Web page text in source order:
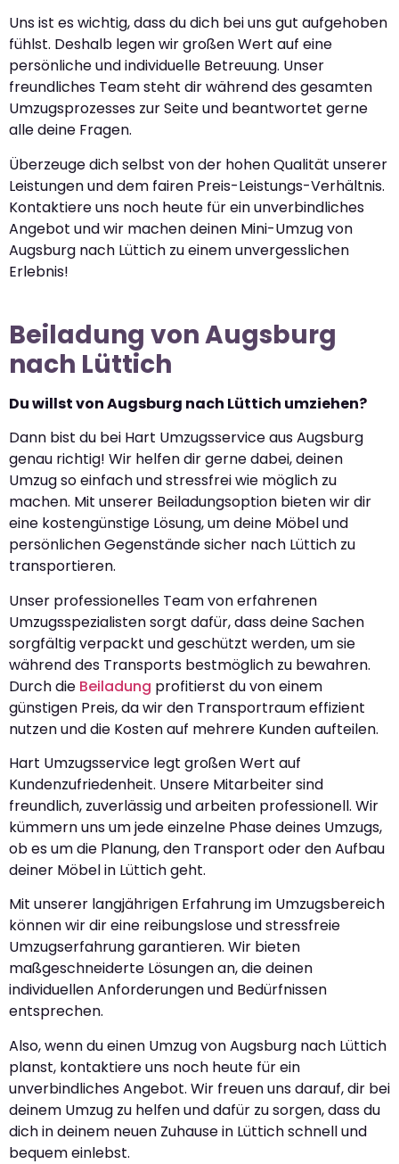
Uns ist es wichtig, dass du dich bei uns gut aufgehoben
fühlst. Deshalb legen wir großen Wert auf eine
persönliche und individuelle Betreuung. Unser
freundliches Team steht dir während des gesamten
Umzugsprozesses zur Seite und beantwortet gerne
alle deine Fragen.
Überzeuge dich selbst von der hohen Qualität unserer
Leistungen und dem fairen Preis-Leistungs-Verhältnis.
Kontaktiere uns noch heute für ein unverbindliches
Angebot und wir machen deinen Mini-Umzug von
Augsburg nach Lüttich zu einem unvergesslichen
Erlebnis!
Beiladung von Augsburg
nach Lüttich
Du willst von Augsburg nach Lüttich umziehen?
Dann bist du bei Hart Umzugsservice aus Augsburg
genau richtig! Wir helfen dir gerne dabei, deinen
Umzug so einfach und stressfrei wie möglich zu
machen. Mit unserer Beiladungsoption bieten wir dir
eine kostengünstige Lösung, um deine Möbel und
persönlichen Gegenstände sicher nach Lüttich zu
transportieren.
Unser professionelles Team von erfahrenen
Umzugsspezialisten sorgt dafür, dass deine Sachen
sorgfältig verpackt und geschützt werden, um sie
während des Transports bestmöglich zu bewahren.
Durch die Beiladung profitierst du von einem
günstigen Preis, da wir den Transportraum effizient
nutzen und die Kosten auf mehrere Kunden aufteilen.
Hart Umzugsservice legt großen Wert auf
Kundenzufriedenheit. Unsere Mitarbeiter sind
freundlich, zuverlässig und arbeiten professionell. Wir
kümmern uns um jede einzelne Phase deines Umzugs,
ob es um die Planung, den Transport oder den Aufbau
deiner Möbel in Lüttich geht.
Mit unserer langjährigen Erfahrung im Umzugsbereich
können wir dir eine reibungslose und stressfreie
Umzugserfahrung garantieren. Wir bieten
maßgeschneiderte Lösungen an, die deinen
individuellen Anforderungen und Bedürfnissen
entsprechen.
Also, wenn du einen Umzug von Augsburg nach Lüttich
planst, kontaktiere uns noch heute für ein
unverbindliches Angebot. Wir freuen uns darauf, dir bei
deinem Umzug zu helfen und dafür zu sorgen, dass du
dich in deinem neuen Zuhause in Lüttich schnell und
bequem einlebst.